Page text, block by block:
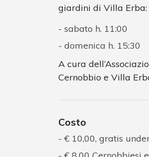
giardini di Villa Erba:
sabato h. 11:00
domenica h. 15:30
A cura
Cernobbio e Villa
Costo
€ 10,00, gratis